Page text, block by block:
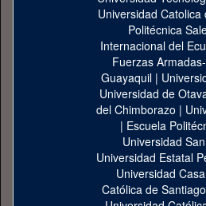
Universidad Catolica
Politécnica
Internacional del
Fuerzas
Guayaquil|
Universidad de
del Chimborazo |
| Escuela
Universidad
Universidad Estatal
Universidad
Católica de